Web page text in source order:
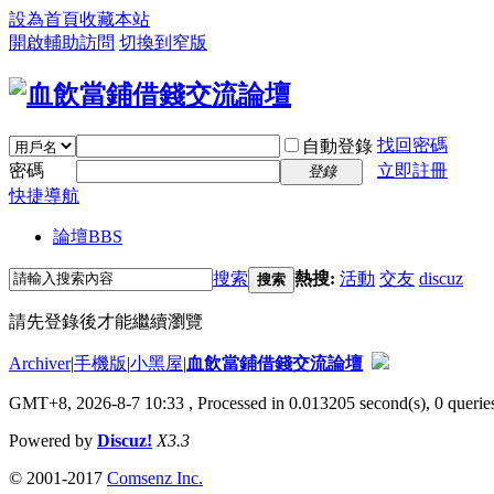
設為首頁收藏本站
開啟輔助訪問 切換到窄版
自動登錄 找回密碼
密碼
登錄
立即註冊
快捷導航
論壇BBS
搜索 搜索 熱搜: 活動 交友 discuz
請先登錄後才能繼續瀏覽
Archiver|手機版|小黑屋|血飲當鋪借錢交流論壇
GMT+8, 2026-8-7 10:33 , Processed in 0.013205 second(s), 0
Powered by Discuz! X3.3
© 2001-2017 Comsenz Inc.